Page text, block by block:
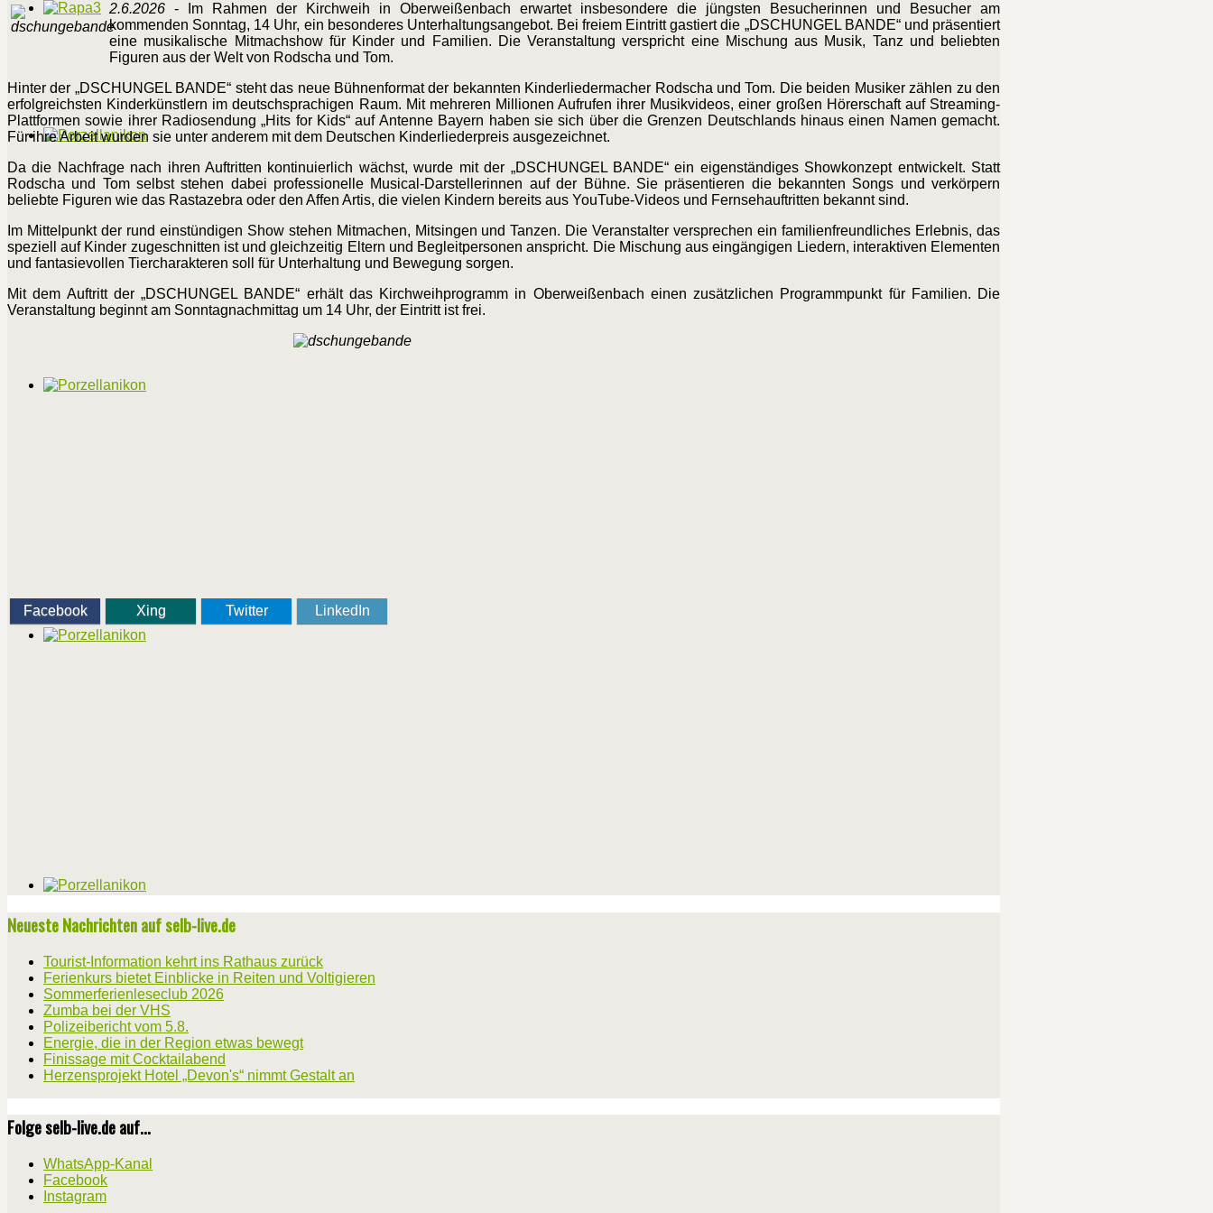
2.6.2026 - Im Rahmen der Kirchweih in Oberweißenbach erwartet insbesondere die jüngsten Besucherinnen und Besucher am
kommenden Sonntag, 14 Uhr, ein besonderes Unterhaltungsangebot. Bei freiem Eintritt gastiert die „DSCHUNGEL BANDE“ und präsentiert
eine musikalische Mitmachshow für Kinder und Familien. Die Veranstaltung verspricht eine Mischung aus Musik, Tanz und beliebten
Figuren aus der Welt von Rodscha und Tom.
Hinter der „DSCHUNGEL BANDE“ steht das neue Bühnenformat der bekannten Kinderliedermacher Rodscha und Tom. Die beiden Musiker zählen zu den
erfolgreichsten Kinderkünstlern im deutschsprachigen Raum. Mit mehreren Millionen Aufrufen ihrer Musikvideos, einer großen Hörerschaft auf Streaming-
Plattformen sowie ihrer Radiosendung „Hits for Kids“ auf Antenne Bayern haben sie sich über die Grenzen Deutschlands hinaus einen Namen gemacht.
Für ihre Arbeit wurden sie unter anderem mit dem Deutschen Kinderliederpreis ausgezeichnet.
Da die Nachfrage nach ihren Auftritten kontinuierlich wächst, wurde mit der „DSCHUNGEL BANDE“ ein eigenständiges Showkonzept entwickelt. Statt
Rodscha und Tom selbst stehen dabei professionelle Musical-Darstellerinnen auf der Bühne. Sie präsentieren die bekannten Songs und verkörpern
beliebte Figuren wie das Rastazebra oder den Affen Artis, die vielen Kindern bereits aus YouTube-Videos und Fernsehauftritten bekannt sind.
Im Mittelpunkt der rund einstündigen Show stehen Mitmachen, Mitsingen und Tanzen. Die Veranstalter versprechen ein familienfreundliches Erlebnis, das
speziell auf Kinder zugeschnitten ist und gleichzeitig Eltern und Begleitpersonen anspricht. Die Mischung aus eingängigen Liedern, interaktiven Elementen
und fantasievollen Tiercharakteren soll für Unterhaltung und Bewegung sorgen.
Mit dem Auftritt der „DSCHUNGEL BANDE“ erhält das Kirchweihprogramm in Oberweißenbach einen zusätzlichen Programmpunkt für Familien. Die
Veranstaltung beginnt am Sonntagnachmittag um 14 Uhr, der Eintritt ist frei.
Facebook Xing Twitter LinkedIn
Neueste Nachrichten auf selb-live.de
Tourist-Information kehrt ins Rathaus zurück
Ferienkurs bietet Einblicke in Reiten und Voltigieren
Sommerferienleseclub 2026
Zumba bei der VHS
Polizeibericht vom 5.8.
Energie, die in der Region etwas bewegt
Finissage mit Cocktailabend
Herzensprojekt Hotel „Devon's“ nimmt Gestalt an
Folge selb-live.de auf...
WhatsApp-Kanal
Facebook
Instagram